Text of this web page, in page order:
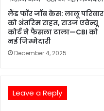
लैंड फॉर जॉब केस: लालू परिवार
को अंतरिम राहत, राउज एवेन्यू
कोर्ट ने फैसला टाला—CBI को
नई जिम्मेदारी
December 4, 2025
Leave a Reply